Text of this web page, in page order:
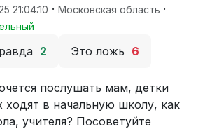
21:04:10 · Московская область ·
2 Это ложь 6
послушать мам, детки
ходят в начальную школу, как
учителя? Посоветуйте